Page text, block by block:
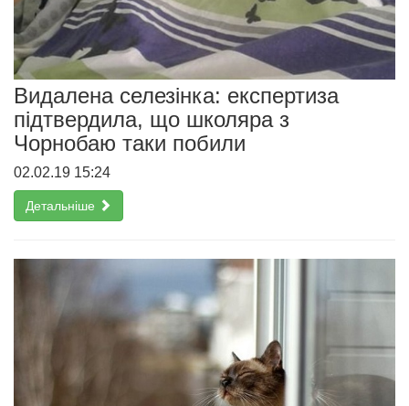
Видалена селезінка: експертиза
підтвердила, що школяра з
Чорнобаю таки побили
02.02.19 15:24
Детальніше